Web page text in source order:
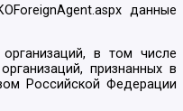
данные
в том числе
признанных в
Российской Федерации